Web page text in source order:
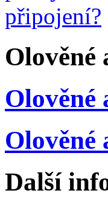
Olověné
Další